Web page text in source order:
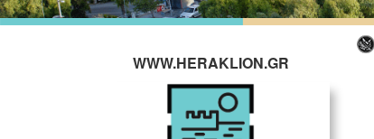
WWW.HERAKLION.GR